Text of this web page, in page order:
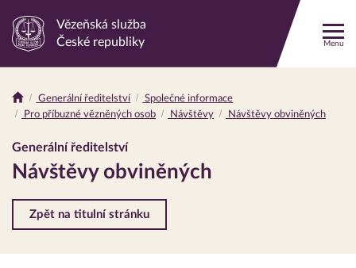
Odkaz
stránku
Vězeňská služba
České republiky
Menu
Drobečková
Generální ředitelství
Společné informace
Pro příbuzné vězněných osob
Návštěvy Návštěvy obviněných
Generální ředitelství
Návštěvy obviněných
Zpět na titulní stránku